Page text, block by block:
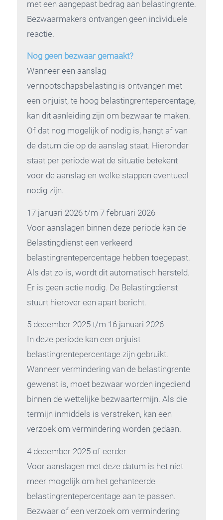
met een aangepast bedrag aan belastingrente.
Bezwaarmakers ontvangen geen individuele
reactie.
Nog geen bezwaar gemaakt?
Wanneer een aanslag
vennootschapsbelasting is ontvangen met
een onjuist, te hoog belastingrentepercentage,
kan dit aanleiding zijn om bezwaar te maken.
Of dat nog mogelijk of nodig is, hangt af van
de datum die op de aanslag staat. Hieronder
staat per periode wat de situatie betekent
voor de aanslag en welke stappen eventueel
nodig zijn.
17 januari 2026 t/m 7 februari 2026
Voor aanslagen binnen deze periode kan de
Belastingdienst een verkeerd
belastingrentepercentage hebben toegepast.
Als dat zo is, wordt dit automatisch hersteld.
Er is geen actie nodig. De Belastingdienst
stuurt hierover een apart bericht.
5 december 2025 t/m 16 januari 2026
In deze periode kan een onjuist
belastingrentepercentage zijn gebruikt.
Wanneer vermindering van de belastingrente
gewenst is, moet bezwaar worden ingediend
binnen de wettelijke bezwaartermijn. Als die
termijn inmiddels is verstreken, kan een
verzoek om vermindering worden gedaan.
4 december 2025 of eerder
Voor aanslagen met deze datum is het niet
meer mogelijk om het gehanteerde
belastingrentepercentage aan te passen.
Bezwaar of een verzoek om vermindering